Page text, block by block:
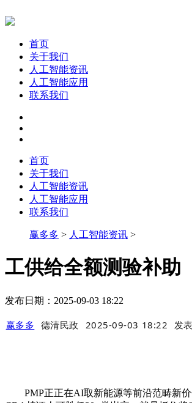
首页
关于我们
人工智能资讯
人工智能应用
联系我们
首页
关于我们
人工智能资讯
人工智能应用
联系我们
赢多多 > 人工智能资讯 >
工供给全额测验补助
发布日期：2025-09-03 18:22
赢多多 德清民政 2025-09-03 18:22 发
PMP正正在AI取新能源等前沿范畴新价